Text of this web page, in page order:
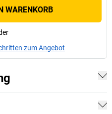
WARENKORB
zum Angebot